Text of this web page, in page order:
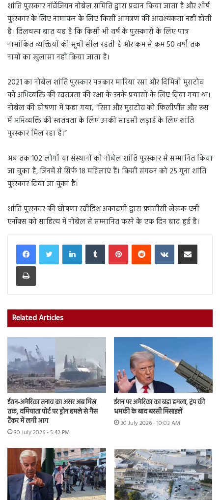
शांति पुरस्कार नॉर्वेजियन नोबेल समिति द्वारा प्रदान किया जाता है और शीर्ष
पुरस्कार के लिए नामांकन के लिए किसी आमंत्रण की आवश्यकता नहीं होती
है। दिलचस्प बात यह है कि किसी भी वर्ष के पुरस्कारों के लिए पात्र
नामांकित व्यक्तियों की सूची सील रहती है और कम से कम 50 वर्षों तक
नामों का खुलासा नहीं किया जाता है।
2021 का नोबेल शांति पुरस्कार पत्रकार मारिया रसा और दिमित्री मुराटोव
को अभिव्यक्ति की स्वतंत्रता की रक्षा के उनके प्रयासों के लिए दिया गया था।
नोबेल की घोषणा में कहा गया, “रिसा और मुराटोव को फिलीपींस और रूस
में अभिव्यक्ति की स्वतंत्रता के लिए उनकी साहसी लड़ाई के लिए शांति
पुरस्कार मिल रहा है।”
अब तक 102 लोगों या संस्थानों को नोबेल शांति पुरस्कार से सम्मानित किया
जा चुका है, जिनमें से सिर्फ 18 महिलाएं हैं। किसी संगठन को 25 गुना शांति
पुरस्कार दिया जा चुका है।
शांति पुरस्कार की घोषणा स्वीडिश अकादमी द्वारा फ्रांसीसी लेखक एनी
एर्नॉक्स को साहित्य में नोबेल से सम्मानित करने के एक दिन बाद हुई है।
LinkedInTumblr PinterestReddit VKontakteShare via Email
Print
Related Articles
ईरान-अमेरिका तनाव का असर अब मिस्र
तक, दमियाता पोर्ट पर ड्रोन हमले से गैस
टैंकर में लगी आग
30 July 2026 - 5:42 PM
ईरान पर अमेरिका का बड़ा हमला, ट्रंप की
धमकी के बाद बरसी मिसाइलें
30 July 2026 - 10:03 AM